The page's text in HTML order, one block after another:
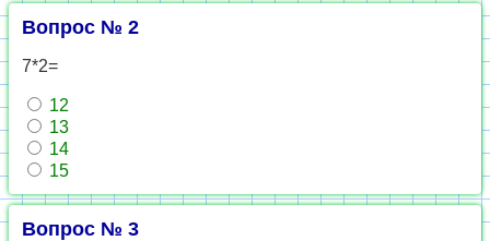
Вопрос № 2
7*2=
12
13
14
15
Вопрос № 3